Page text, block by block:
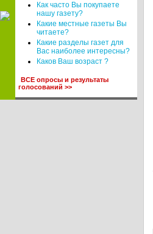
Как часто Вы покупаете
нашу газету?
Какие местные газеты Вы
читаете?
Какие разделы газет для
Вас наиболее интересны?
Каков Ваш возраст ?
ВСЕ опросы и результаты
голосований >>